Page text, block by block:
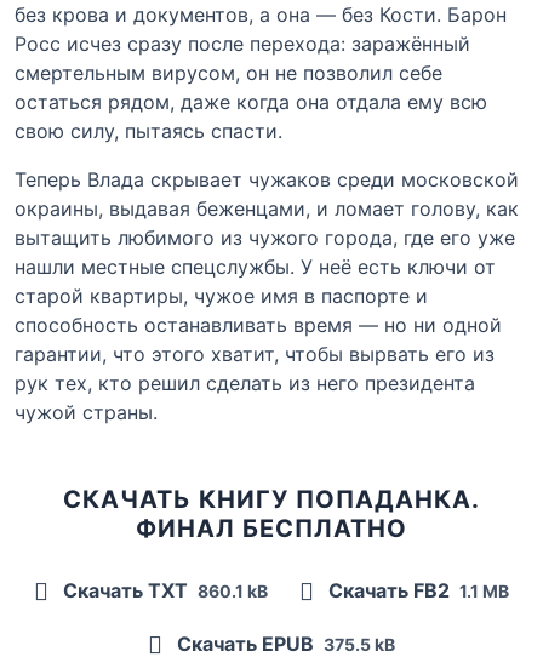
без крова и документов, а она — без Кости. Барон
Росс исчез сразу после перехода: заражённый
смертельным вирусом, он не позволил себе
остаться рядом, даже когда она отдала ему всю
свою силу, пытаясь спасти.
Теперь Влада скрывает чужаков среди московской
окраины, выдавая беженцами, и ломает голову, как
вытащить любимого из чужого города, где его уже
нашли местные спецслужбы. У неё есть ключи от
старой квартиры, чужое имя в паспорте и
способность останавливать время — но ни одной
гарантии, что этого хватит, чтобы вырвать его из
рук тех, кто решил сделать из него президента
чужой страны.
СКАЧАТЬ КНИГУ ПОПАДАНКА.
ФИНАЛ БЕСПЛАТНО
Скачать TXT 860.1 kB Скачать FB2 1.1 MB
Скачать EPUB 375.5 kB